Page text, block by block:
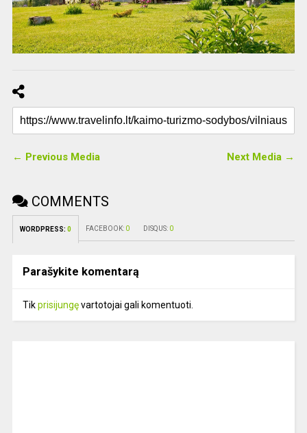
← Previous Media Next Media →
COMMENTS
WORDPRESS: 0 FACEBOOK: 0 DISQUS: 0
Parašykite komentarą
Tikprisijungęvartotojai gali komentuoti.